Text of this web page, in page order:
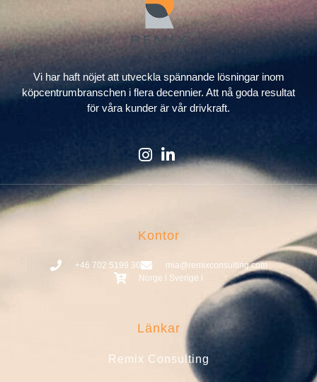
Vi har haft nöjet att utveckla spännande lösningar inom
köpcentrumbranschen i flera decennier. Att nå goda resultat
för våra kunder är vår drivkraft.
Kontor
+46 702 5199 30
mia@remixconsulting.com
Norge l Sverige l
Länkar
Remix Consulting